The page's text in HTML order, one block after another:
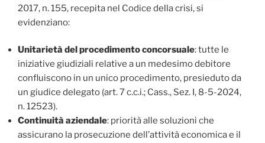
2017, n. 155, recepita nel Codice della crisi, si
evidenziano:
Unitarietà del procedimento concorsuale: tutte le
iniziative giudiziali relative a un medesimo debitore
confluiscono in un unico procedimento, presieduto da
un giudice delegato (art. 7 c.c.i.; Cass., Sez. I, 8-5-2024,
n. 12523).
Continuità aziendale: priorità alle soluzioni che
assicurano la prosecuzione dell’attività economica e il